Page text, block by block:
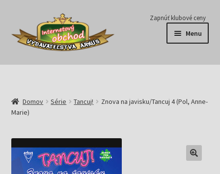
Preskočiť
navigáciu
Preskočiť
obsah
Zapnúť klubové ceny
Menu
Série
E-knihy
Predplatné
Pripravujeme
Domov Série Tancuj!
Znova na javisku/Tancuj 4 (Pol, Anne-
Marie)